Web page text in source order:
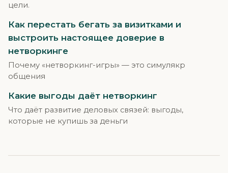
цели.
Как перестать бегать за визитками и
выстроить настоящее доверие в
нетворкинге
Почему «нетворкинг-игры» — это симулякр
общения
Какие выгоды даёт нетворкинг
Что даёт развитие деловых связей: выгоды,
которые не купишь за деньги